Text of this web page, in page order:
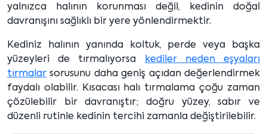
yalnızca halının korunması değil, kedinin doğal
davranışını sağlıklı bir yere yönlendirmektir.
Kediniz halının yanında koltuk, perde veya başka
yüzeyleri de tırmalıyorsa
kediler neden eşyaları
tırmalar sorusunu daha geniş açıdan değerlendirmek
faydalı olabilir. Kısacası halı tırmalama çoğu zaman
çözülebilir bir davranıştır; doğru yüzey, sabır ve
düzenli rutinle kedinin tercihi zamanla değiştirilebilir.